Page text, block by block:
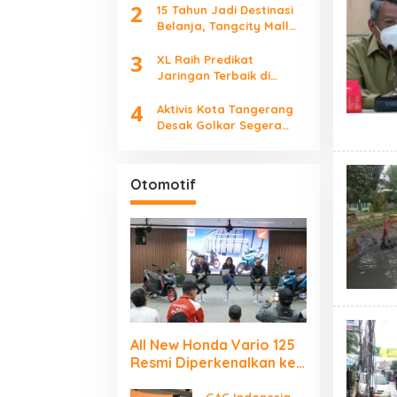
Keluarga
2
15 Tahun Jadi Destinasi
Belanja, Tangcity Mall
Lewat Event dan
Komunitas
3
XL Raih Predikat
Jaringan Terbaik di
Baru Persaingan
Jaringan Nasional!
4
Aktivis Kota Tangerang
Desak Golkar Segera
Otomotif
All New Honda Vario 125
Resmi Diperkenalkan ke